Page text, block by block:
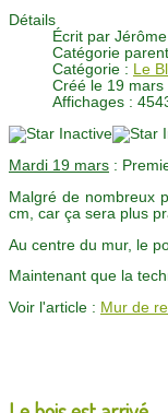
Détails
Écrit par
Catégorie
Catégorie : Le
Créé le 19 mars
Affichages :
Mardi 19 mars :
Malgré de nombreux
cm, car ça sera plus
Au centre du mur, le
Maintenant que la
Voir l'article : Mur de